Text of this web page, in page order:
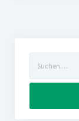
nach: